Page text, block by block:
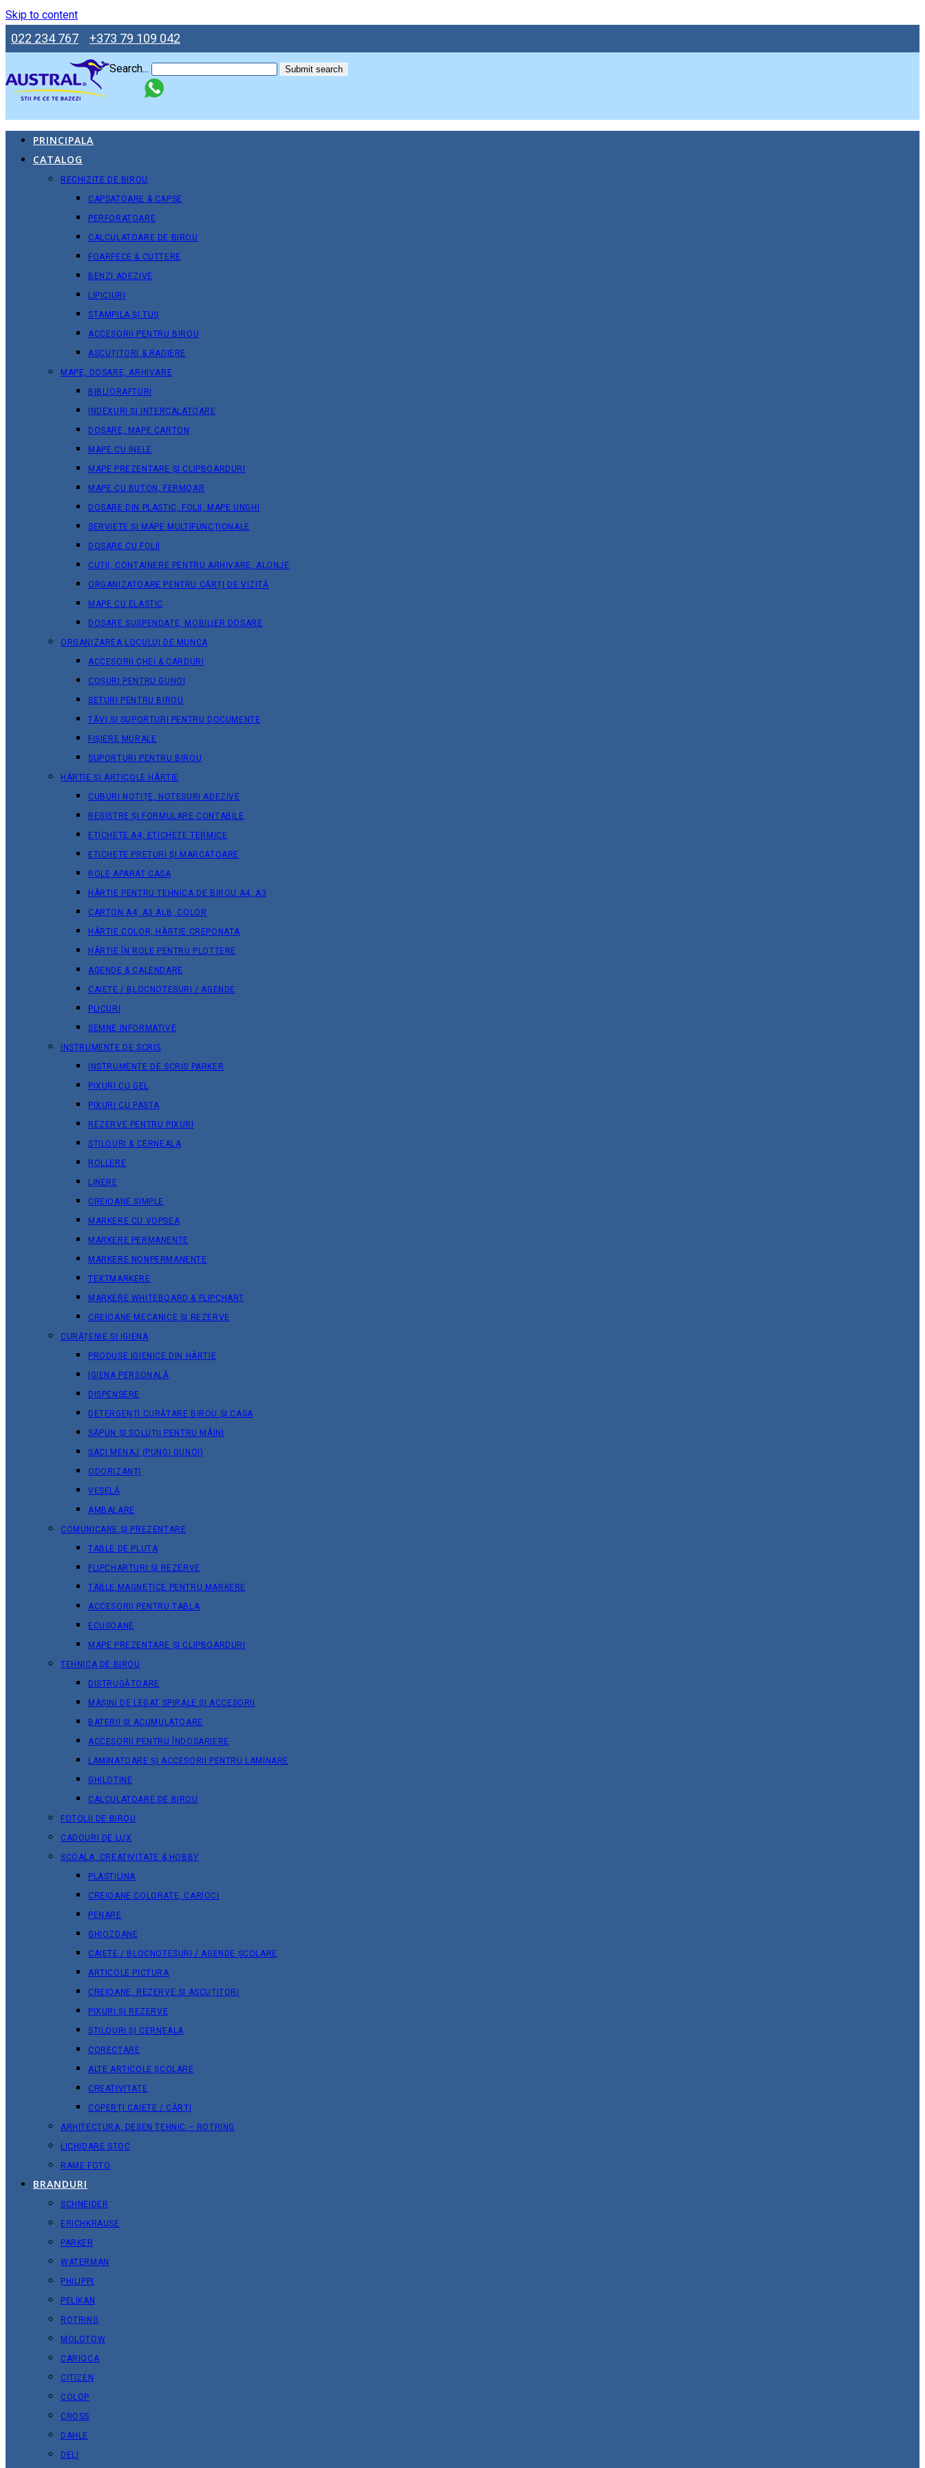
Skip to content
022 234 767 +373 79 109 042
Search... Submit search
PRINCIPALA
CATALOG
RECHIZITE DE BIROU
CAPSATOARE & CAPSE
PERFORATOARE
CALCULATOARE DE BIROU
FOARFECE & CUTTERE
BENZI ADEZIVE
LIPICIURI
STAMPILA ȘI TUȘ
ACCESORII PENTRU BIROU
ASCUȚITORI & RADIERE
MAPE, DOSARE, ARHIVARE
BIBLIORAFTURI
INDEXURI ȘI INTERCALATOARE
DOSARE, MAPE CARTON
MAPE CU INELE
MAPE PREZENTARE ȘI CLIPBOARDURI
MAPE CU BUTON, FERMOAR
DOSARE DIN PLASTIC, FOLII, MAPE UNGHI
SERVIETE ȘI MAPE MULTIFUNCȚIONALE
DOSARE CU FOLII
CUTII, CONTAINERE PENTRU ARHIVARE, ALONJE
ORGANIZATOARE PENTRU CĂRȚI DE VIZITĂ
MAPE CU ELASTIC
DOSARE SUSPENDATE, MOBILIER DOSARE
ORGANIZAREA LOCULUI DE MUNCA
ACCESORII CHEI & СARDURI
COȘURI PENTRU GUNOI
SETURI PENTRU BIROU
TĂVI ȘI SUPORTURI PENTRU DOCUMENTE
FIȘIERE MURALE
SUPORTURI PENTRU BIROU
HÂRTIE ȘI ARTICOLE HÂRTIE
CUBURI NOTIȚE, NOTESURI ADEZIVE
REGISTRE ȘI FORMULARE CONTABILE
ETICHETE A4, ETICHETE TERMICE
ETICHETE PRETURI ȘI MARCATOARE
ROLE APARAT CASA
HÂRTIE PENTRU TEHNICA DE BIROU A4, A3
CARTON A4, A3 ALB, COLOR
HÂRTIE COLOR, HÂRTIE CREPONATA
HÂRTIE ÎN ROLE PENTRU PLOTTERE
AGENDE & CALENDARE
CAIETE / BLOCNOTESURI / AGENDE
PLICURI
SEMNE INFORMATIVE
INSTRUMENTE DE SCRIS
INSTRUMENTE DE SCRIS PARKER
PIXURI CU GEL
PIXURI CU PASTA
REZERVE PENTRU PIXURI
STILOURI & СERNEALA
ROLLERE
LINERE
CREIOANE SIMPLE
MARKERE CU VOPSEA
MARKERE PERMANENTE
MARKERE NONPERMANENTE
TEXTMARKERE
MARKERE WHITEBOARD & FLIPCHART
CREIOANE MECANICE ȘI REZERVE
CURĂȚENIE ȘI IGIENA
PRODUSE IGIENICE DIN HÂRTIE
IGIENA PERSONALĂ
DISPENSERE
DETERGENȚI CURĂȚARE BIROU ȘI CASA
SĂPUN ȘI SOLUȚII PENTRU MÂINI
SACI MENAJ (PUNGI GUNOI)
ODORIZANȚI
VESELĂ
AMBALARE
COMUNICARE ȘI PREZENTARE
TABLE DE PLUTA
FLIPCHARTURI ȘI REZERVE
TABLE MAGNETICE PENTRU MARKERE
ACCESORII PENTRU TABLA
ECUSOANE
MAPE PREZENTARE ȘI CLIPBOARDURI
TEHNICA DE BIROU
DISTRUGĂTOARE
MAȘINI DE LEGAT SPIRALE ȘI ACCESORII
BATERII ȘI ACUMULATOARE
ACCESORII PENTRU ÎNDOSARIERE
LAMINATOARE ȘI ACCESORII PENTRU LAMINARE
GHILOTINE
CALCULATOARE DE BIROU
FOTOLII DE BIROU
CADOURI DE LUX
ȘCOALA, CREATIVITATE & HOBBY
PLASTILINA
CREIOANE COLORATE, CARIOCI
PENARE
GHIOZDANE
CAIETE / BLOCNOTESURI / AGENDE ȘCOLARE
ARTICOLE PICTURA
CREIOANE, REZERVE ȘI ASCUȚITORI
PIXURI ȘI REZERVE
STILOURI ȘI CERNEALA
CORECTARE
ALTE ARTICOLE ȘCOLARE
CREATIVITATE
COPERȚI CAIETE / CĂRȚI
ARHITECTURA, DESEN TEHNIC – ROTRING
LICHIDARE STOC
RAME FOTO
BRANDURI
SCHNEIDER
ERICHKRAUSE
PARKER
WATERMAN
PHILIPPI
PELIKAN
ROTRING
MOLOTOW
CARIOCA
CITIZEN
COLOP
CROSS
DAHLE
DELI